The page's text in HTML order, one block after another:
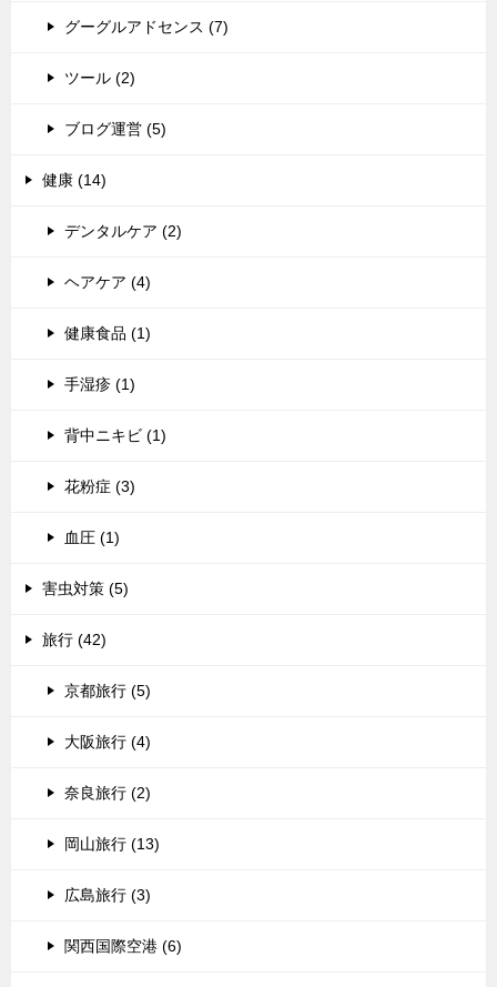
グーグルアドセンス (7)
ツール (2)
ブログ運営 (5)
健康 (14)
デンタルケア (2)
ヘアケア (4)
健康食品 (1)
手湿疹 (1)
背中ニキビ (1)
花粉症 (3)
血圧 (1)
害虫対策 (5)
旅行 (42)
京都旅行 (5)
大阪旅行 (4)
奈良旅行 (2)
岡山旅行 (13)
広島旅行 (3)
関西国際空港 (6)